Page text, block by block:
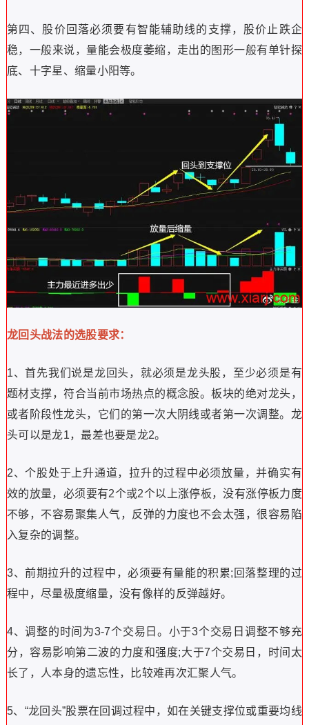
第四、股价回落必须要有智能辅助线的支撑，股价止跌企
稳，一般来说，量能会极度萎缩，走出的图形一般有单针探
底、十字星、缩量小阳等。
龙回头战法的选股要求：
1、首先我们说是龙回头，就必须是龙头股，至少必须是有
题材支撑，符合当前市场热点的概念股。板块的绝对龙头，
或者阶段性龙头，它们的第一次大阴线或者第一次调整。龙
头可以是龙1，最差也要是龙2。
2、个股处于上升通道，拉升的过程中必须放量，并确实有
效的放量，必须要有2个或2个以上涨停板，没有涨停板力度
不够，不容易聚集人气，反弹的力度也不会太强，很容易陷
入复杂的调整。
3、前期拉升的过程中，必须要有量能的积累;回落整理的过
程中，尽量极度缩量，没有像样的反弹越好。
4、调整的时间为3-7个交易日。小于3个交易日调整不够充
分，容易影响第二波的力度和强度;大于7个交易日，时间太
长了，人本身的遗忘性，比较难再次汇聚人气。
5、“龙回头”股票在回调过程中，如在关键支撑位或重要均线